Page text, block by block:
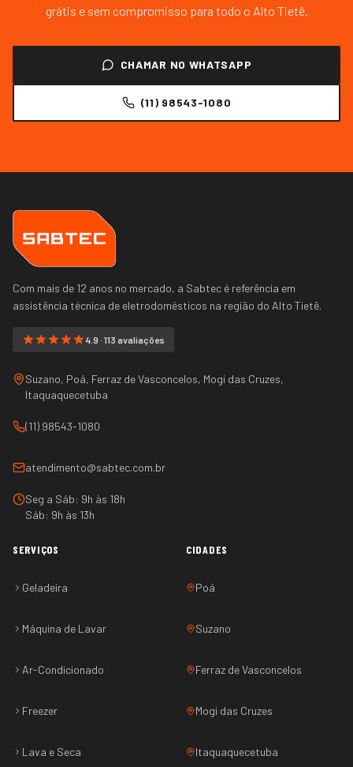
grátis e sem compromisso para todo o Alto Tietê.
CHAMAR NO WHATSAPP
(11) 98543-1080
Com mais de 12 anos no mercado, a Sabtec é referência em
assistência técnica de eletrodomésticos na região do Alto Tietê.
4.9 · 113 avaliações
Suzano, Poá, Ferraz de Vasconcelos, Mogi das Cruzes,
Itaquaquecetuba
(11) 98543-1080
atendimento@sabtec.com.br
Seg a Sáb: 9h às 18h
Sáb: 9h às 13h
SERVIÇOS
Geladeira
Máquina de Lavar
Ar-Condicionado
Freezer
Lava e Seca
CIDADES
Poá
Suzano
Ferraz de Vasconcelos
Mogi das Cruzes
Itaquaquecetuba